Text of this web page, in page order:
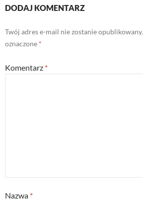
DODAJ KOMENTARZ
Twój adres e-mail nie zostanie opublikowany.
oznaczone *
Komentarz *
Nazwa *